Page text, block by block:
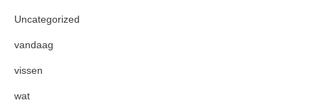
Uncategorized
vandaag
vissen
wat